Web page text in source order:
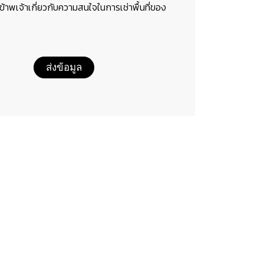
พเจ้าเกี่ยวกับความสนใจในการเช่าพื้นที่ของ
ส่งข้อมูล